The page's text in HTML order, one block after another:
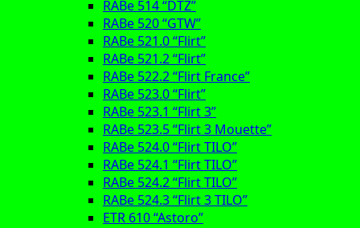
RABe 514 “DTZ”
RABe 520 “GTW”
RABe 521.0 “Flirt”
RABe 521.2 “Flirt”
RABe 522.2 “Flirt France”
RABe 523.0 “Flirt”
RABe 523.1 “Flirt 3”
RABe 523.5 “Flirt 3 Mouette”
RABe 524.0 “Flirt TILO”
RABe 524.1 “Flirt TILO”
RABe 524.2 “Flirt TILO”
RABe 524.3 “Flirt 3 TILO”
ETR 610 “Astoro”